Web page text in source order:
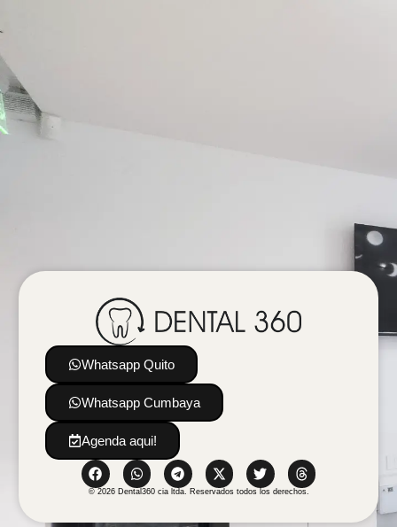
Whatsapp Quito
Whatsapp Cumbaya
Agenda aqui!
© 2026 Dental360 cia ltda. Reservados todos los derechos.